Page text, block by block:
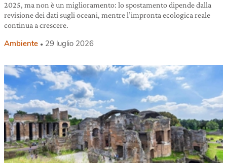
2025, ma non è un miglioramento: lo spostamento dipende dalla
revisione dei dati sugli oceani, mentre l’impronta ecologica reale
continua a crescere.
Ambiente 29 luglio 2026